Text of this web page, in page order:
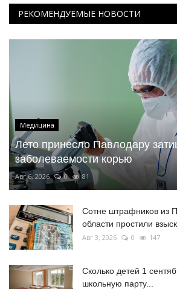
РЕКОМЕНДУЕМЫЕ НОВОСТИ
Медицина
Лето принесло Павлодару
заболеваемости корью
Авг 6, 2026 0 81
Сотне штрафников из
области простили
Авг 3, 2026 0 147
Сколько детей 1
школьную парту...